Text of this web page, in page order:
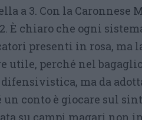
a 3. Con la Caronnese
È chiaro che ogni
presenti in rosa, ma
utile, perché nel
ma da
conto è giocare sul
su campi magari non